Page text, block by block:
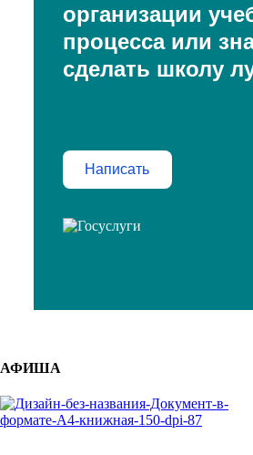
организации
процесса или
сделать школу
Написать
АФИША